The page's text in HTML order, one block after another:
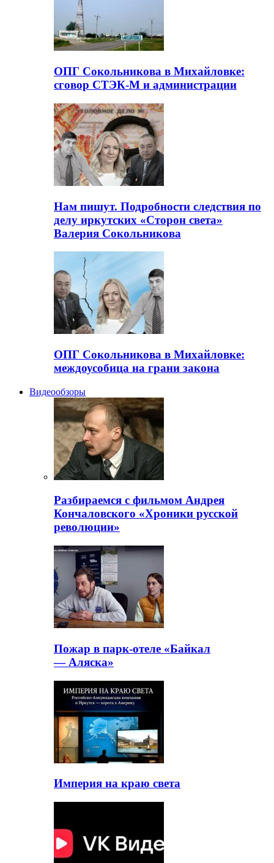
ОПГ Сокольникова в Михайловке:
сговор СТЭК-М и администрации
Нам пишут. Подробности следствия по
делу иркутских «Сторон света»
Валерия Сокольникова
ОПГ Сокольникова в Михайловке:
междоусобица на грани закона
Видеообзоры
Разбираемся с фильмом Андрея
Кончаловского «Хроники русской
революции»
Пожар в парк-отеле «Байкал
— Аляска»
Империя на краю света